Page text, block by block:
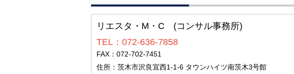
リエスタ・M・C (コンサル事務所)
TEL：072-636-7858
FAX：072-702-7451
住所：茨木市沢良宜西1-1-6 タウンハイツ南茨木3号館